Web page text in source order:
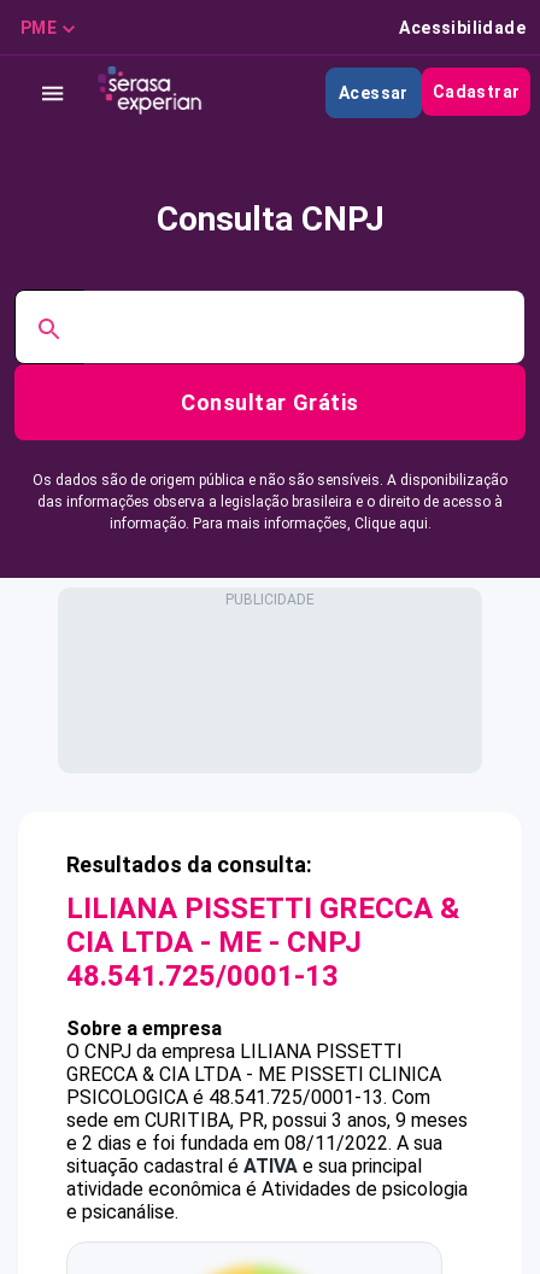
PME Acessibilidade
Acessar Cadastrar
Consulta CNPJ
Consultar Grátis
Os dados são de origem pública e não são sensíveis. A disponibilização
das informações observa a legislação brasileira e o direito de acesso à
informação. Para mais informações, Clique aqui.
Resultados da consulta:
LILIANA PISSETTI GRECCA &
CIA LTDA - ME - CNPJ
48.541.725/0001-13
Sobre a empresa
O CNPJ da empresa LILIANA PISSETTI
GRECCA & CIA LTDA - ME PISSETI CLINICA
PSICOLOGICA é 48.541.725/0001-13. Com
sede em CURITIBA, PR, possui 3 anos, 9 meses
e 2 dias e foi fundada em 08/11/2022. A sua
situação cadastral é ATIVA e sua principal
atividade econômica é Atividades de psicologia
e psicanálise.